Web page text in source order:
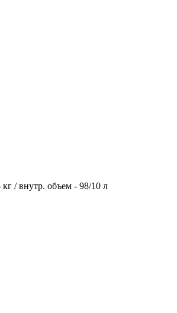
/ внутр. объем - 98/10 л